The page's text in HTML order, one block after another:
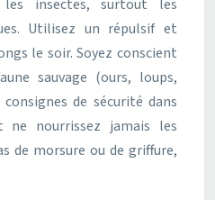
les insectes, surtout les
Utilisez un répulsif et
le soir. Soyez conscient
sauvage (ours, loups,
de sécurité dans
ne nourrissez jamais les
de morsure ou de griffure,